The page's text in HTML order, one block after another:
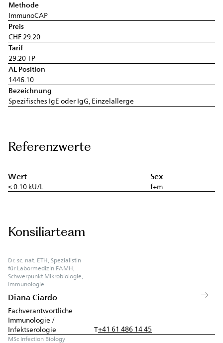
Methode
ImmunoCAP
Preis
CHF 29.20
Tarif
29.20 TP
AL Position
1446.10
Bezeichnung
Spezifisches IgE oder IgG, Einzelallerge
Referenzwerte
Wert Sex
< 0.10 kU/L f+m
Konsiliarteam
Dr. sc. nat. ETH, Spezialistin
für Labormedizin FAMH,
Schwerpunkt Mikrobiologie,
Immunologie
Diana Ciardo
Fachverantwortliche
Immunologie /
Infektserologie
T+41 61 486 14 45
MSc Infection Biology